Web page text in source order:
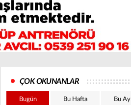
ÇOK OKUNANLAR
Bugün Bu Hafta Bu Ay